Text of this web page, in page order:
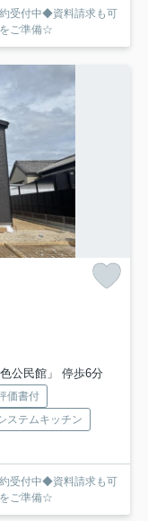
受付中◆資料請求も可
ご準備☆
公民館」 停歩6分
価書付
ステムキッチン
受付中◆資料請求も可
ご準備☆